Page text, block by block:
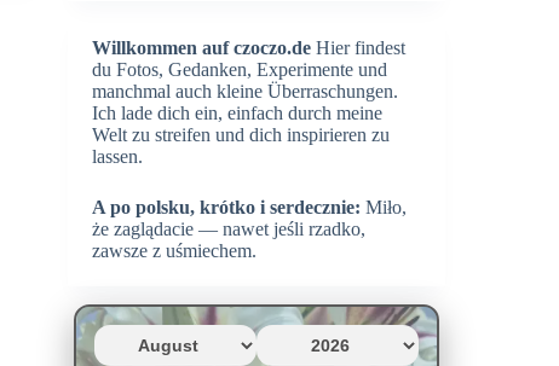
Willkommen auf czoczo.de Hier findest
du Fotos, Gedanken, Experimente und
manchmal auch kleine Überraschungen.
Ich lade dich ein, einfach durch meine
Welt zu streifen und dich inspirieren zu
lassen.
A po polsku, krótko i serdecznie: Miło,
że zaglądacie — nawet jeśli rzadko,
zawsze z uśmiechem.